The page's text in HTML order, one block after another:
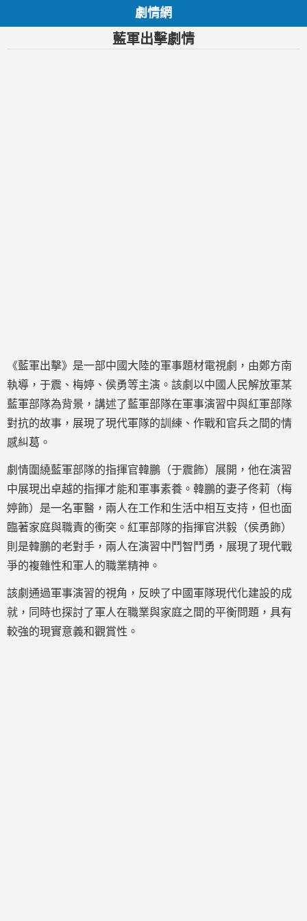
劇情網
藍軍出擊劇情
《藍軍出擊》是一部中國大陸的軍事題材電視劇，由鄭方南
執導，于震、梅婷、侯勇等主演。該劇以中國人民解放軍某
藍軍部隊為背景，講述了藍軍部隊在軍事演習中與紅軍部隊
對抗的故事，展現了現代軍隊的訓練、作戰和官兵之間的情
感糾葛。
劇情圍繞藍軍部隊的指揮官韓鵬（于震飾）展開，他在演習
中展現出卓越的指揮才能和軍事素養。韓鵬的妻子佟莉（梅
婷飾）是一名軍醫，兩人在工作和生活中相互支持，但也面
臨著家庭與職責的衝突。紅軍部隊的指揮官洪毅（侯勇飾）
則是韓鵬的老對手，兩人在演習中鬥智鬥勇，展現了現代戰
爭的複雜性和軍人的職業精神。
該劇通過軍事演習的視角，反映了中國軍隊現代化建設的成
就，同時也探討了軍人在職業與家庭之間的平衡問題，具有
較強的現實意義和觀賞性。